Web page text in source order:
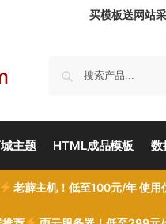
买模板送网站
主题 HTML成品模板 数
老薜主机！低至100元/年 使